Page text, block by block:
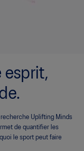
esprit,
Uplifting Minds
de quantifier les
le sport peut faire